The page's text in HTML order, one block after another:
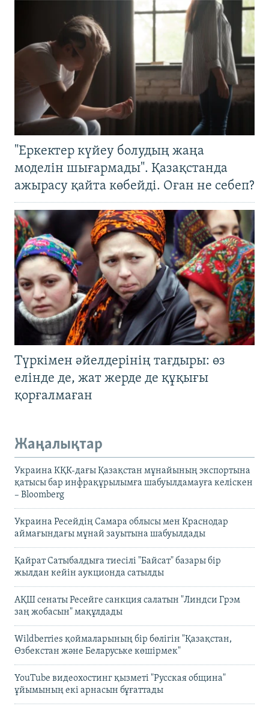
"Еркектер күйеу болудың жаңа
моделін шығармады". Қазақстанда
ажырасу қайта көбейді. Оған не себеп?
Түркімен әйелдерінің тағдыры: өз
елінде де, жат жерде де құқығы
қорғалмаған
Жаңалықтар
Украина КҚК-дағы Қазақстан мұнайының экспортына
қатысы бар инфрақұрылымға шабуылдамауға келіскен
– Bloomberg
Украина Ресейдің Самара облысы мен Краснодар
аймағындағы мұнай зауытына шабуылдады
Қайрат Сатыбалдыға тиесілі "Байсат" базары бір
жылдан кейін аукционда сатылды
АҚШ сенаты Ресейге санкция салатын "Линдси Грэм
заң жобасын" мақұлдады
Wildberries қоймаларының бір бөлігін "Қазақстан,
Өзбекстан және Беларуське көшірмек"
YouTube видеохостинг қызметі "Русская община"
ұйымының екі арнасын бұғаттады